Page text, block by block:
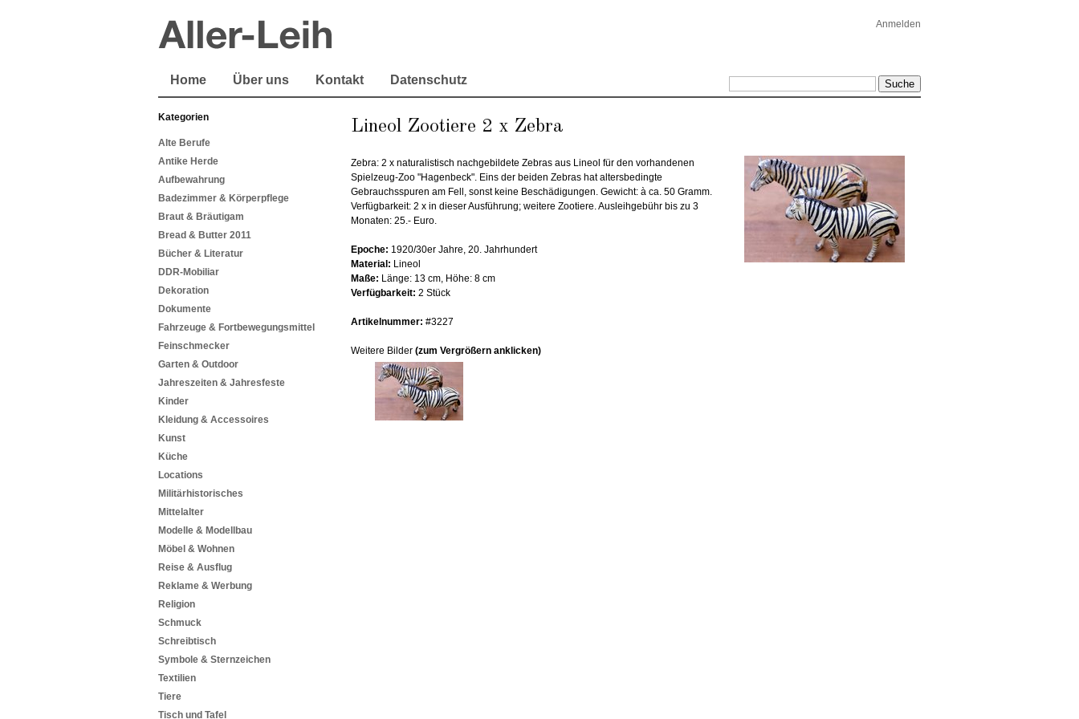
Anmelden
Home Über uns Kontakt Datenschutz
Kategorien
Alte Berufe
Antike Herde
Aufbewahrung
Badezimmer & Körperpflege
Braut & Bräutigam
Bread & Butter 2011
Bücher & Literatur
DDR-Mobiliar
Dekoration
Dokumente
Fahrzeuge & Fortbewegungsmittel
Feinschmecker
Garten & Outdoor
Jahreszeiten & Jahresfeste
Kinder
Kleidung & Accessoires
Kunst
Küche
Locations
Militärhistorisches
Mittelalter
Modelle & Modellbau
Möbel & Wohnen
Reise & Ausflug
Reklame & Werbung
Religion
Schmuck
Schreibtisch
Symbole & Sternzeichen
Textilien
Tiere
Tisch und Tafel
Lineol Zootiere 2 x Zebra
Zebra: 2 x naturalistisch nachgebildete Zebras aus Lineol für den vorhandenen
Spielzeug-Zoo "Hagenbeck". Eins der beiden Zebras hat altersbedingte
Gebrauchsspuren am Fell, sonst keine Beschädigungen. Gewicht: à ca. 50 Gramm.
Verfügbarkeit: 2 x in dieser Ausführung; weitere Zootiere. Ausleihgebühr bis zu 3
Monaten: 25.- Euro.
Epoche: 1920/30er Jahre, 20. Jahrhundert
Material: Lineol
Maße: Länge: 13 cm, Höhe: 8 cm
Verfügbarkeit: 2 Stück
Artikelnummer: #3227
Weitere Bilder (zum Vergrößern anklicken)